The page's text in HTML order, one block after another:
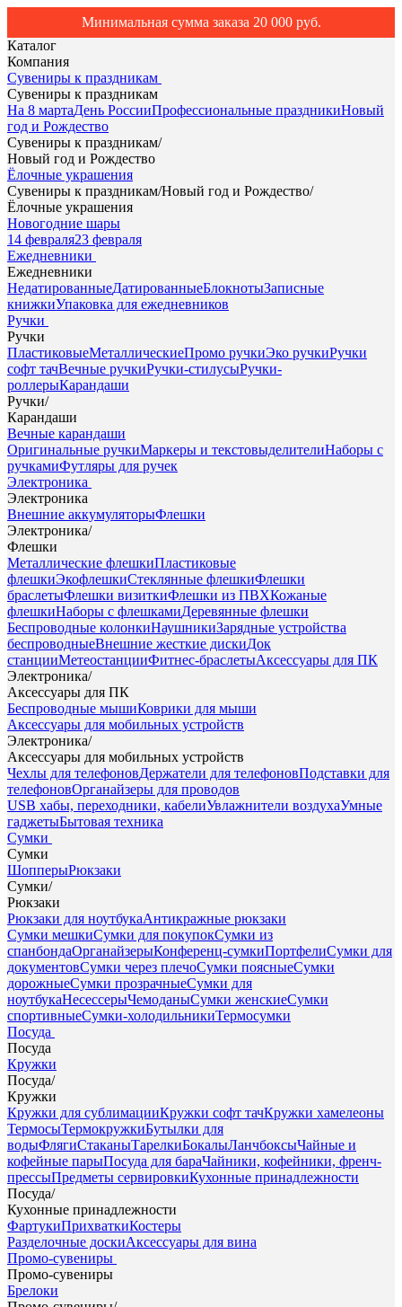
Минимальная сумма заказа 20 000 руб.
Каталог
Компания
Сувениры к праздникам
Сувениры к праздникам
На 8 мартаДень РоссииПрофессиональные праздникиНовый
год и Рождество
Сувениры к праздникам/
Новый год и Рождество
Ёлочные украшения
Сувениры к праздникам/Новый год и Рождество/
Ёлочные украшения
Новогодние шары
14 февраля23 февраля
Ежедневники
Ежедневники
НедатированныеДатированныеБлокнотыЗаписные
книжкиУпаковка для ежедневников
Ручки
Ручки
ПластиковыеМеталлическиеПромо ручкиЭко ручкиРучки
софт тачВечные ручкиРучки-стилусыРучки-
роллерыКарандаши
Ручки/
Карандаши
Вечные карандаши
Оригинальные ручкиМаркеры и текстовыделителиНаборы с
ручкамиФутляры для ручек
Электроника
Электроника
Внешние аккумуляторыФлешки
Электроника/
Флешки
Металлические флешкиПластиковые
флешкиЭкофлешкиСтеклянные флешкиФлешки
браслетыФлешки визиткиФлешки из ПВХКожаные
флешкиНаборы с флешкамиДеревянные флешки
Беспроводные колонкиНаушникиЗарядные устройства
беспроводныеВнешние жесткие дискиДок
станцииМетеостанцииФитнес-браслетыАксессуары для ПК
Электроника/
Аксессуары для ПК
Беспроводные мышиКоврики для мыши
Аксессуары для мобильных устройств
Электроника/
Аксессуары для мобильных устройств
Чехлы для телефоновДержатели для телефоновПодставки для
телефоновОрганайзеры для проводов
USB хабы, переходники, кабелиУвлажнители воздухаУмные
гаджетыБытовая техника
Сумки
Сумки
ШопперыРюкзаки
Сумки/
Рюкзаки
Рюкзаки для ноутбукаАнтикражные рюкзаки
Сумки мешкиСумки для покупокСумки из
спанбондаОрганайзерыКонференц-сумкиПортфелиСумки для
документовСумки через плечоСумки поясныеСумки
дорожныеСумки прозрачныеСумки для
ноутбукаНесессерыЧемоданыСумки женскиеСумки
спортивныеСумки-холодильникиТермосумки
Посуда
Посуда
Кружки
Посуда/
Кружки
Кружки для сублимацииКружки софт тачКружки хамелеоны
ТермосыТермокружкиБутылки для
водыФлягиСтаканыТарелкиБокалыЛанчбоксыЧайные и
кофейные парыПосуда для бараЧайники, кофейники, френч-
прессыПредметы сервировкиКухонные принадлежности
Посуда/
Кухонные принадлежности
ФартукиПрихваткиКостеры
Разделочные доскиАксессуары для вина
Промо-сувениры
Промо-сувениры
Брелоки